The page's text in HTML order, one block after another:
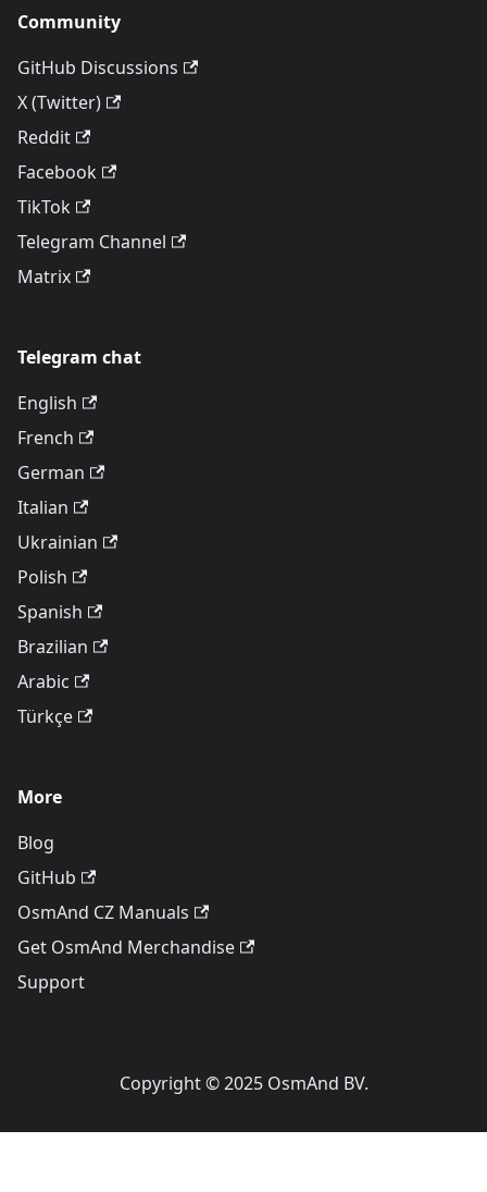
Community
GitHub Discussions
X (Twitter)
Reddit
Facebook
TikTok
Telegram Channel
Matrix
Telegram chat
English
French
German
Italian
Ukrainian
Polish
Spanish
Brazilian
Arabic
Türkçe
More
Blog
GitHub
OsmAnd CZ Manuals
Get OsmAnd Merchandise
Support
Copyright © 2025 OsmAnd BV.